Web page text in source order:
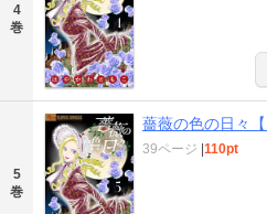
4
巻
5
巻
薔薇の色の日々
39ページ |110pt